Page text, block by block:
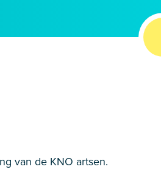
van de KNO artsen.